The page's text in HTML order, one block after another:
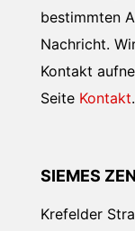
bestimmten
Nachricht.
Kontakt
Seite Kontakt.
SIEMES
Krefelder